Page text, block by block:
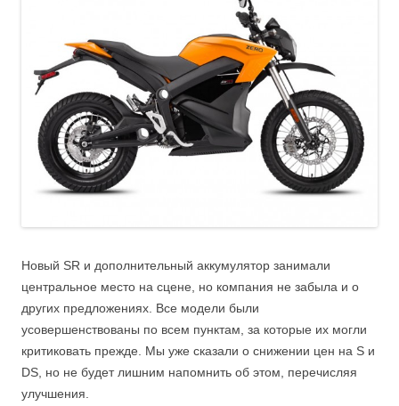
Новый SR и дополнительный аккумулятор занимали
центральное место на сцене, но компания не забыла и о
других предложениях. Все модели были
усовершенствованы по всем пунктам, за которые их могли
критиковать прежде. Мы уже сказали о снижении цен на S и
DS, но не будет лишним напомнить об этом, перечисляя
улучшения.